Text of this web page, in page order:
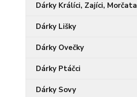
Dárky Králíci, Zajíci, Morčata
Dárky Lišky
Dárky Ovečky
Dárky Ptáčci
Dárky Sovy